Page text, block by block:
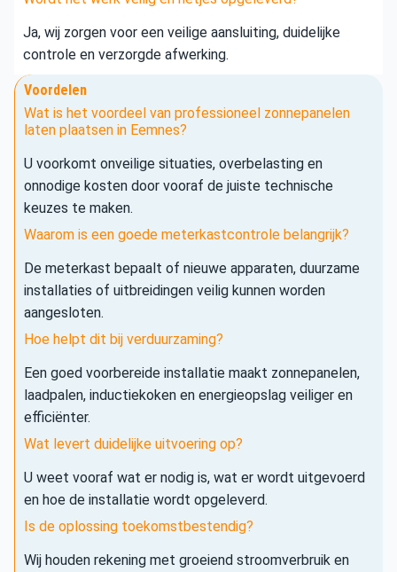
Ja, wij zorgen voor een veilige aansluiting, duidelijke
controle en verzorgde afwerking.
Voordelen
Wat is het voordeel van professioneel zonnepanelen
laten plaatsen in Eemnes?
U voorkomt onveilige situaties, overbelasting en
onnodige kosten door vooraf de juiste technische
keuzes te maken.
Waarom is een goede meterkastcontrole belangrijk?
De meterkast bepaalt of nieuwe apparaten, duurzame
installaties of uitbreidingen veilig kunnen worden
aangesloten.
Hoe helpt dit bij verduurzaming?
Een goed voorbereide installatie maakt zonnepanelen,
laadpalen, inductiekoken en energieopslag veiliger en
efficiënter.
Wat levert duidelijke uitvoering op?
U weet vooraf wat er nodig is, wat er wordt uitgevoerd
en hoe de installatie wordt opgeleverd.
Is de oplossing toekomstbestendig?
Wij houden rekening met groeiend stroomverbruik en